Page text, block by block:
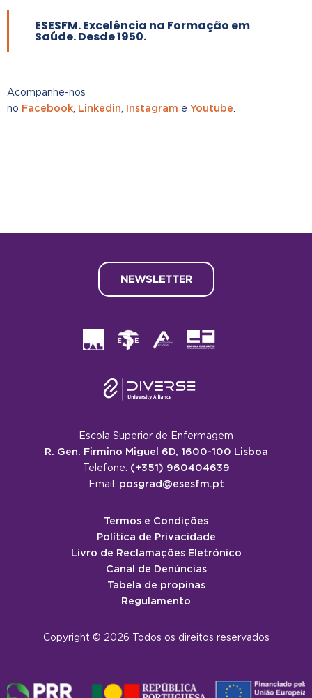
ESESFM. Excelência na Formação em
Saúde. Desde 1950.
Acompanhe-nos
no Facebook, Linkedin, Instagram e Youtube.
NEWSLETTER
Escola Superior de Enfermagem
R. Gen. Firmino Miguel 6D, 1600-100 Lisboa
Telefone: (+351) 960404639
Email: posgrad@esesfm.pt
Termos e Condições
Política de Privacidade
Livro de Reclamações Eletrónico
Canal de Denúncias
Tabela de propinas
Regulamento
Copyright © 2026 Todos os direitos reservados